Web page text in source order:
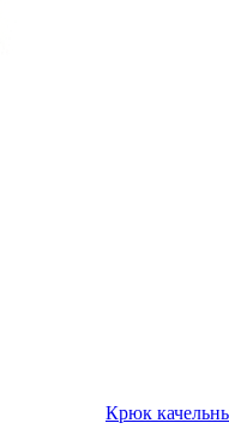
Крюк